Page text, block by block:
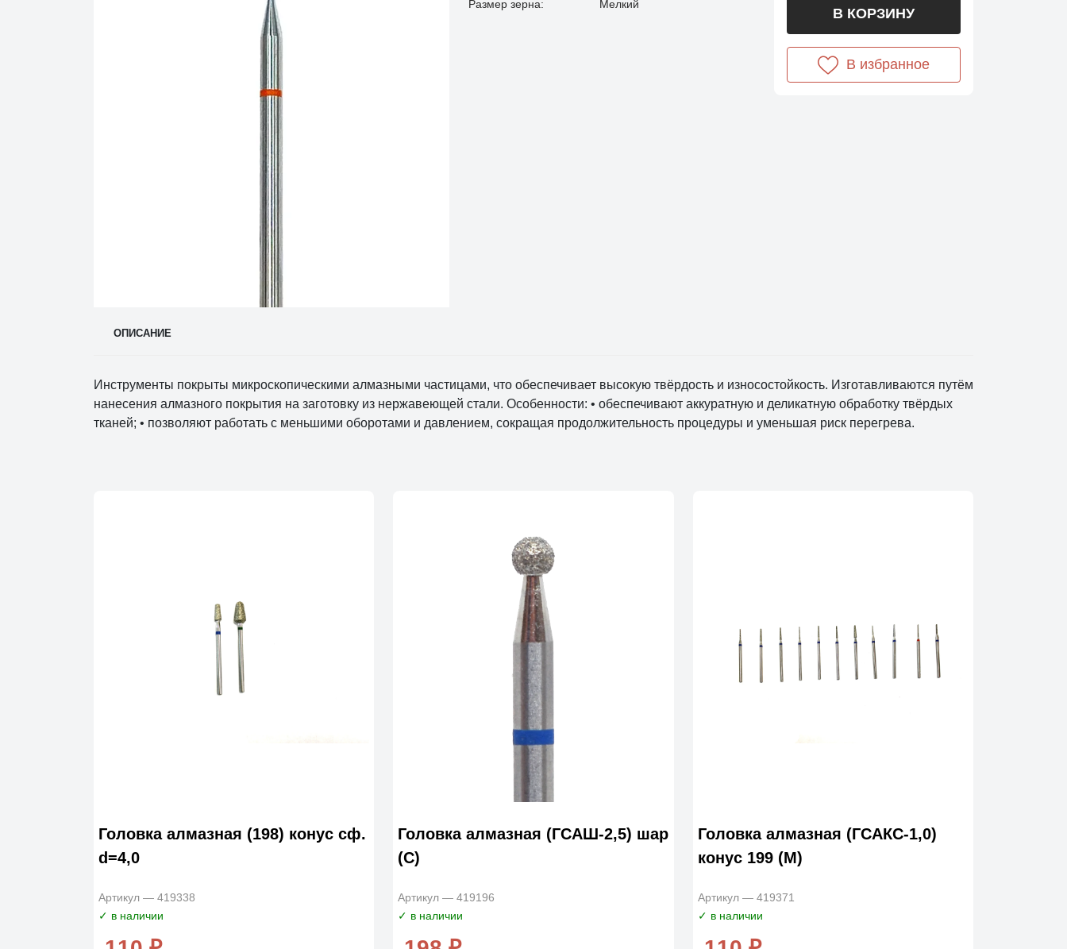
Размер зерна:
Мелкий
В КОРЗИНУ
В избранное
ОПИСАНИЕ
Инструменты покрыты микроскопическими алмазными частицами, что обеспечивает высокую твёрдость и износостойкость. Изготавливаются путём
нанесения алмазного покрытия на заготовку из нержавеющей стали. Особенности: • обеспечивают аккуратную и деликатную обработку твёрдых
тканей; • позволяют работать с меньшими оборотами и давлением, сокращая продолжительность процедуры и уменьшая риск перегрева.
Головка алмазная (198) конус сф.
d=4,0
Артикул — 419338
✓ в наличии
Головка алмазная (ГСАШ-2,5) шар
(С)
Артикул — 419196
✓ в наличии
Головка алмазная (ГСАКС-1,0)
конус 199 (М)
Артикул — 419371
✓ в наличии